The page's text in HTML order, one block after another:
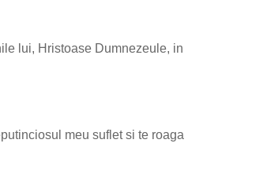
lui, Hristoase Dumnezeule, in
meu suflet si te roaga